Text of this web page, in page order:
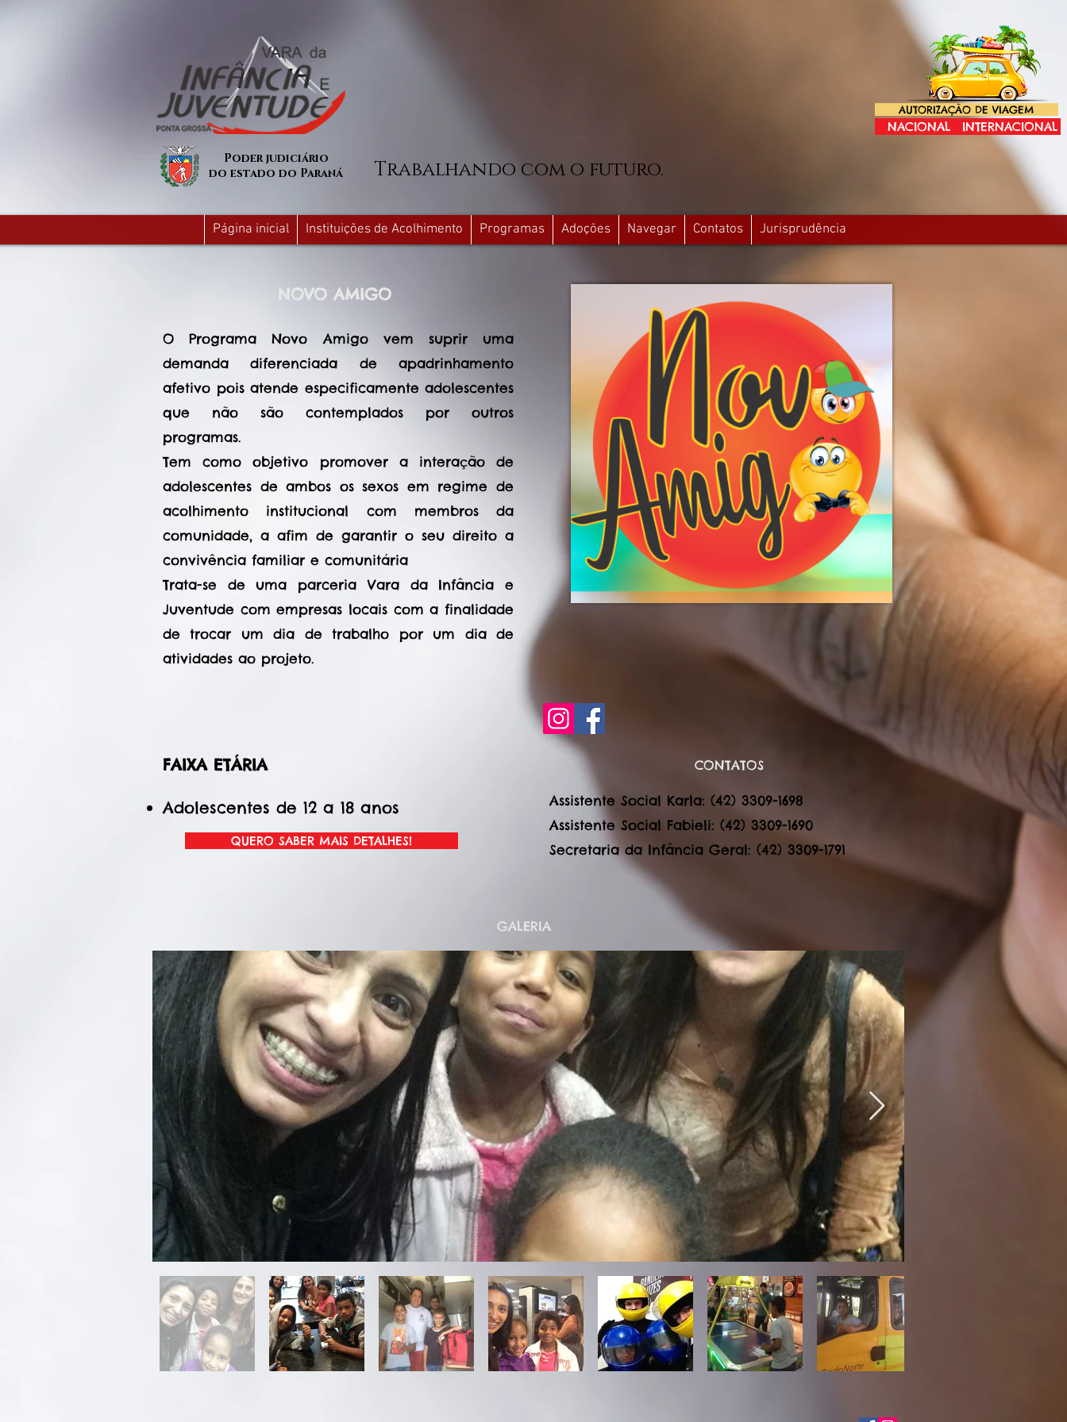
AUTORIZAÇÃO DE VIAGEM
NACIONAL INTERNACIONAL
Poder judiciário
do estado do Paraná
Trabalhando com o futuro.
Página inicial Instituições de Acolhimento Programas Adoções Navegar Contatos Jurisprudência
NOVO AMIGO
O Programa Novo Amigo vem suprir uma
demanda diferenciada de apadrinhamento
afetivo pois atende especificamente adolescentes
que não são contemplados por outros
programas.
Tem como objetivo promover a interação de
adolescentes de ambos os sexos em regime de
acolhimento institucional com membros da
comunidade, a afim de garantir o seu direito a
convivência familiar e comunitária
Trata-se de uma parceria Vara da Infância e
Juventude com empresas locais com a finalidade
de trocar um dia de trabalho por um dia de
atividades ao projeto.
FAIXA ETÁRIA
Adolescentes de 12 a 18 anos
QUERO SABER MAIS DETALHES!
CONTATOS
Assistente Social Karla: (42) 3309-1698
Assistente Social Fabieli: (42) 3309-1690
Secretaria da Infância Geral: (42) 3309-1791
GALERIA